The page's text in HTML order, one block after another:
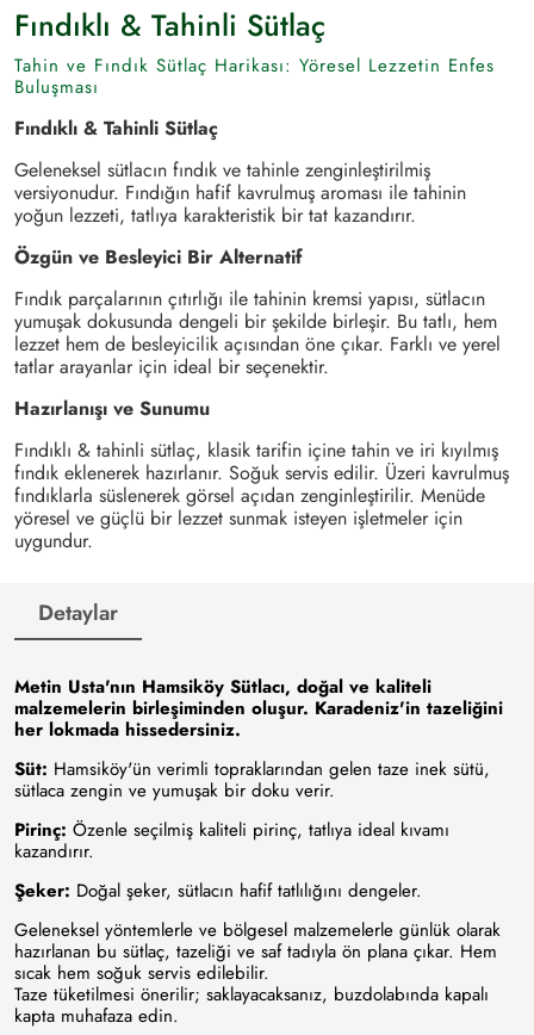
Fındıklı & Tahinli Sütlaç
Tahin ve Fındık Sütlaç Harikası: Yöresel Lezzetin Enfes
Buluşması
Fındıklı & Tahinli Sütlaç
Geleneksel sütlacın fındık ve tahinle zenginleştirilmiş
versiyonudur. Fındığın hafif kavrulmuş aroması ile tahinin
yoğun lezzeti, tatlıya karakteristik bir tat kazandırır.
Özgün ve Besleyici Bir Alternatif
Fındık parçalarının çıtırlığı ile tahinin kremsi yapısı, sütlacın
yumuşak dokusunda dengeli bir şekilde birleşir. Bu tatlı, hem
lezzet hem de besleyicilik açısından öne çıkar. Farklı ve yerel
tatlar arayanlar için ideal bir seçenektir.
Hazırlanışı ve Sunumu
Fındıklı & tahinli sütlaç, klasik tarifin içine tahin ve iri kıyılmış
fındık eklenerek hazırlanır. Soğuk servis edilir. Üzeri kavrulmuş
fındıklarla süslenerek görsel açıdan zenginleştirilir. Menüde
yöresel ve güçlü bir lezzet sunmak isteyen işletmeler için
uygundur.
Detaylar
Metin Usta'nın Hamsiköy Sütlacı, doğal ve kaliteli
malzemelerin birleşiminden oluşur. Karadeniz'in tazeliğini
her lokmada hissedersiniz.
Süt: Hamsiköy'ün verimli topraklarından gelen taze inek sütü,
sütlaca zengin ve yumuşak bir doku verir.
Pirinç: Özenle seçilmiş kaliteli pirinç, tatlıya ideal kıvamı
kazandırır.
Şeker: Doğal şeker, sütlacın hafif tatlılığını dengeler.
Geleneksel yöntemlerle ve bölgesel malzemelerle günlük olarak
hazırlanan bu sütlaç, tazeliği ve saf tadıyla ön plana çıkar. Hem
sıcak hem soğuk servis edilebilir.
Taze tüketilmesi önerilir; saklayacaksanız, buzdolabında kapalı
kapta muhafaza edin.